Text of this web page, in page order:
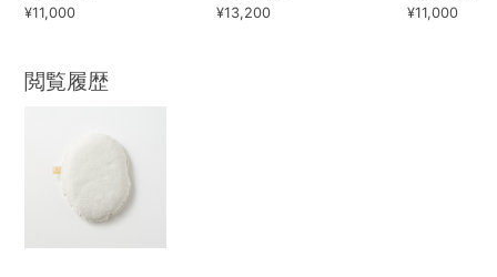
¥11,000
¥13,200
¥11,000
閲覧履歴